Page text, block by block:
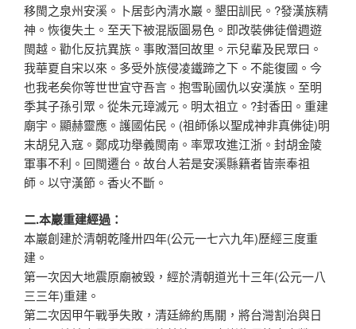
移閩之泉州安溪。卜居彭內清水巖。墾田訓民。?發漢族精
神。恢復失土。至天下被混版圖易色。即改裝佛徒僧週遊
閩越。勸化反抗異族。事敗潛回故里。示兒輩及民眾曰。
我華夏自宋以來。多受外族侵凌鐵蹄之下。不能復國。今
也我老矣你等世世宜守吾言。抱雪恥國仇以安漢族。至明
季其子孫引眾。從朱元璋滅元。明太祖立。?封香田。重建
廟宇。顯赫靈應。護國佑民。(祖師係以聖成神非真佛徒)明
末胡兒入寇。鄭成功舉義閩南。率眾攻進江浙。封胡金陵
軍事不利。回閩遷台。故台人若是安溪縣籍者皆崇奉祖
師。以守漢節。香火不斷。
二.本巖重建經過：
本巖創建於清朝乾隆卅四年(公元一七六九年)歷經三度重
建。
第一次因大地震原廟被毀，經於清朝道光十三年(公元一八
三三年)重建。
第二次因甲午戰爭失敗，清廷締約馬關，將台灣割治與日